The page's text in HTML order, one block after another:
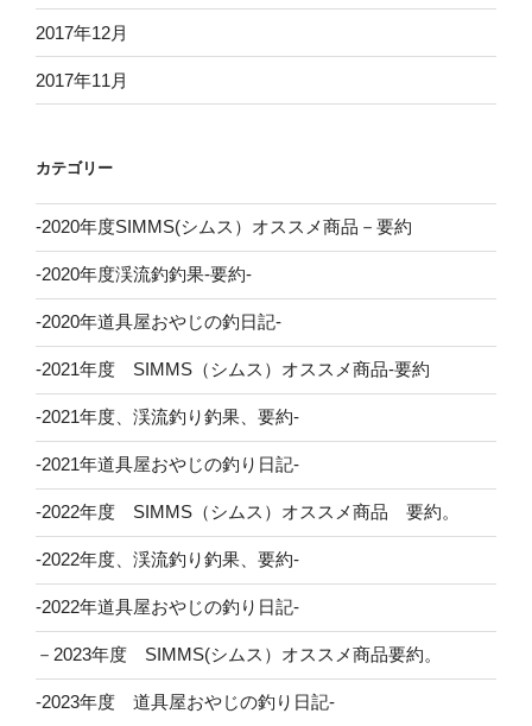
2017年12月
2017年11月
カテゴリー
-2020年度SIMMS(シムス）オススメ商品－要約
-2020年度渓流釣釣果-要約-
-2020年道具屋おやじの釣日記-
-2021年度 SIMMS（シムス）オススメ商品-要約
-2021年度、渓流釣り釣果、要約-
-2021年道具屋おやじの釣り日記-
-2022年度 SIMMS（シムス）オススメ商品 要約。
-2022年度、渓流釣り釣果、要約-
-2022年道具屋おやじの釣り日記-
－2023年度 SIMMS(シムス）オススメ商品要約。
-2023年度 道具屋おやじの釣り日記-